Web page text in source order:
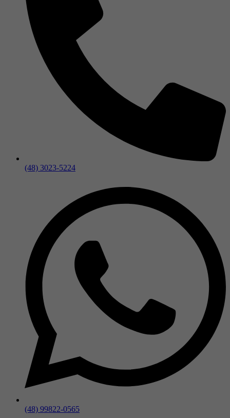
(48) 3023-5224
(48) 99822-0565